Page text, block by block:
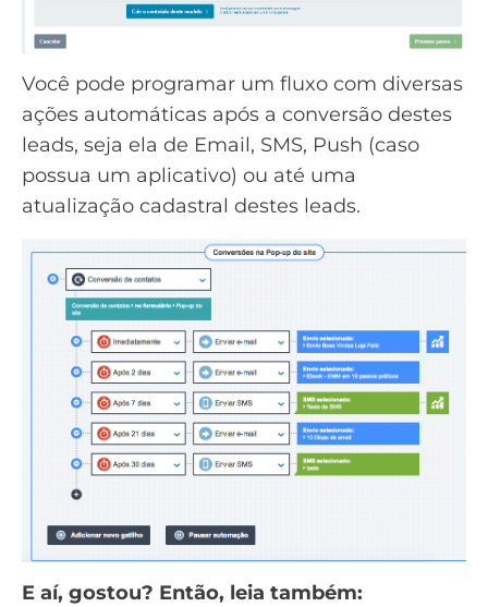
Você pode programar um fluxo com diversas
ações automáticas após a conversão destes
leads, seja ela de Email, SMS, Push (caso
possua um aplicativo) ou até uma
atualização cadastral destes leads.
E aí, gostou? Então, leia também: